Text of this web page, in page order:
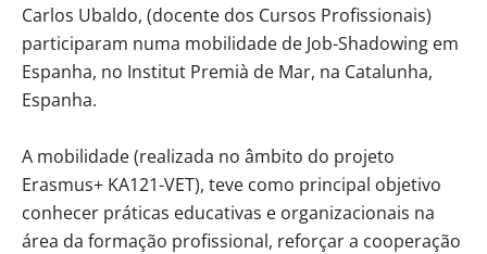
Carlos Ubaldo, (docente dos Cursos Profissionais)
participaram numa mobilidade de Job-Shadowing em
Espanha, no Institut Premià de Mar, na Catalunha,
Espanha.
A mobilidade (realizada no âmbito do projeto
Erasmus+ KA121-VET), teve como principal objetivo
conhecer práticas educativas e organizacionais na
área da formação profissional, reforçar a cooperação